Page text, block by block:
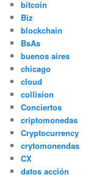
bitcoin
Biz
blockchain
BsAs
buenos aires
chicago
cloud
collision
Conciertos
criptomonedas
Cryptocurrency
crytomonendas
CX
datos acción